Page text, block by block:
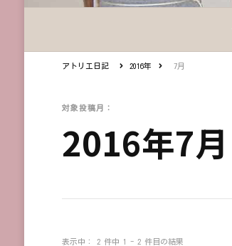
アトリエ日記 2016年 7月
対象投稿月：
2016年7月
表示中： 2 件中 1 - 2 件目の結果